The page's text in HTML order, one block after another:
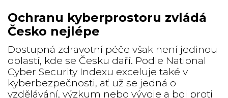
Ochranu kyberprostoru zvládá
Česko nejlépe
Dostupná zdravotní péče však není jedinou
oblastí, kde se Česku daří. Podle National
Cyber Security Indexu exceluje také v
kyberbezpečnosti, ať už se jedná o
vzdělávání, výzkum nebo vývoje a boj proti